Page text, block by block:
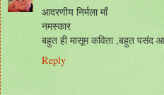
आदरणीय निर्मला माँ
नमस्कार
बहुत ही मासूम कविता ,बहुत पसंद
Reply